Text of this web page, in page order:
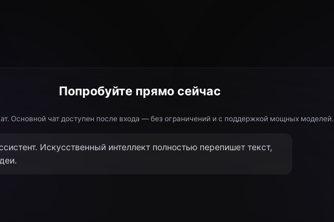
Попробуйте прямо сейчас
Основной чат доступен после входа — без ограничений и с поддержкой мощных моделей.
Искусственный интеллект полностью перепишет текст,